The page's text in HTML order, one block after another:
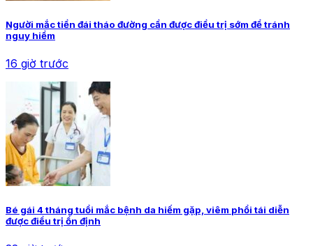
Người mắc tiền đái tháo đường cần được điều trị sớm để tránh
nguy hiểm
16 giờ trước
Bé gái 4 tháng tuổi mắc bệnh da hiếm gặp, viêm phổi tái diễn
được điều trị ổn định